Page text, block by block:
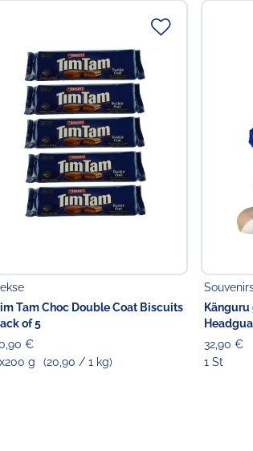
Tam Choc Double Coat Biscuits
of 5
€
g
(20,90 / 1 kg)
Känguru
42 cm
32,90 €
1 St